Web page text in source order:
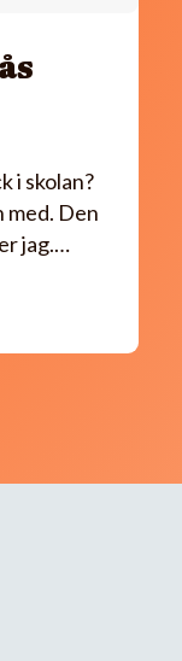
i skolan?
med. Den
jag.…